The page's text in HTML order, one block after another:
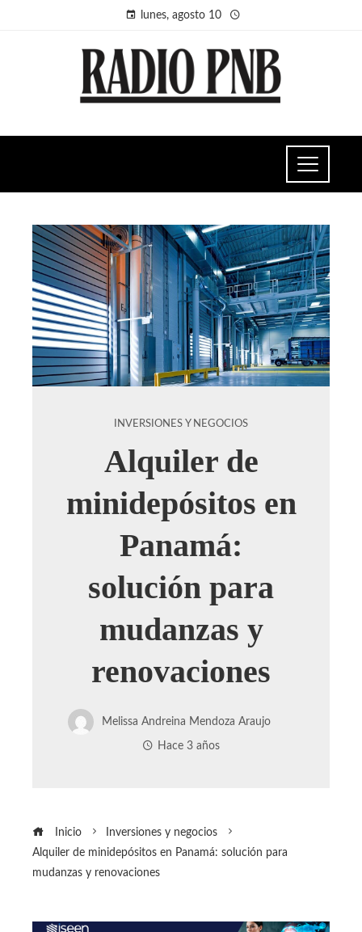
lunes, agosto 10
INVERSIONES Y NEGOCIOS
Alquiler de
minidepósitos en
Panamá:
solución para
mudanzas y
renovaciones
Melissa Andreina Mendoza Araujo
Hace 3 años
Inicio
Inversiones y negocios
Alquiler de minidepósitos en Panamá: solución para
mudanzas y renovaciones